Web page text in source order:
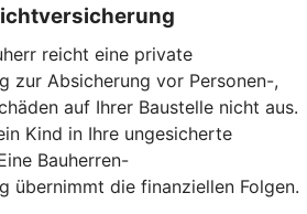
reicht eine private
zur Absicherung vor Personen-,
auf Ihrer Baustelle nicht aus.
Kind in Ihre ungesicherte
Bauherren-
übernimmt die finanziellen Folgen.